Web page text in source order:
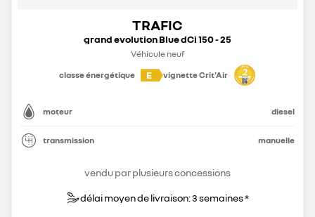
TRAFIC
grand evolution Blue dCi 150 - 25
Véhicule neuf
classe énergétique
E vignette Crit'Air
moteur diesel
transmission manuelle
vendu par plusieurs concessions
délai moyen de livraison: 3 semaines *